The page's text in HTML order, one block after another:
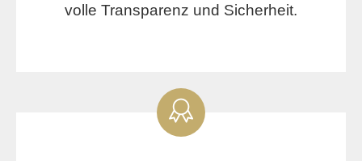
volle Transparenz und Sicherheit.